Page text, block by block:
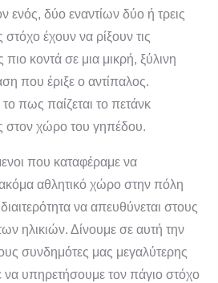
ενός, δύο εναντίων δύο ή τρεις
έχουν να ρίξουν τις
πιο κοντά σε μια μικρή, ξύλινη
που έριξε ο αντίπαλος.
το πως παίζεται το πετάνκ
στον χώρο του γηπέδου.
που καταφέραμε να
αθλητικό χώρο στην πόλη
να απευθύνεται στους
ηλικιών. Δίνουμε σε αυτή την
συνδημότες μας μεγαλύτερης
να υπηρετήσουμε τον πάγιο στόχο